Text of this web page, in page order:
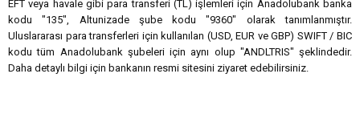
EFT veya havale gibi para transferi (TL) işlemleri için Anadolubank banka
kodu "135", Altunizade şube kodu "9360" olarak tanımlanmıştır.
Uluslararası para transferleri için kullanılan (USD, EUR ve GBP) SWIFT / BIC
kodu tüm Anadolubank şubeleri için aynı olup "ANDLTRIS" şeklindedir.
Daha detaylı bilgi için bankanın resmi sitesini ziyaret edebilirsiniz.